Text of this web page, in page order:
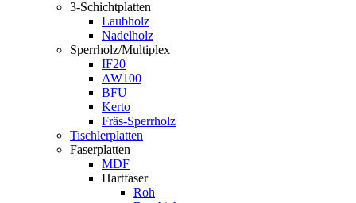
3-Schichtplatten
Laubholz
Nadelholz
Sperrholz/Multiplex
IF20
AW100
BFU
Kerto
Fräs-Sperrholz
Tischlerplatten
Faserplatten
MDF
Hartfaser
Roh